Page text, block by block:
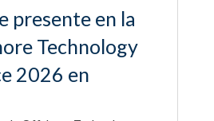
presente en la
Technology
2026 en